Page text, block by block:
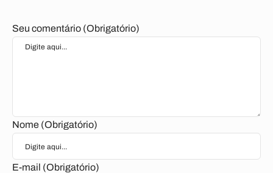
Seu comentário (Obrigatório)
Nome (Obrigatório)
E-mail (Obrigatório)